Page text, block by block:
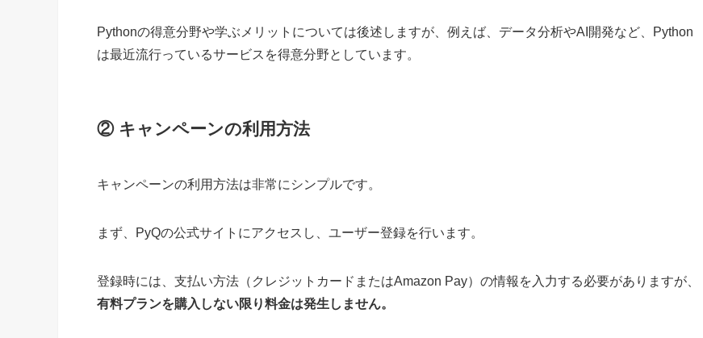
Pythonの得意分野や学ぶメリットについては後述しますが、例えば、データ分析やAI開発など、Python
は最近流行っているサービスを得意分野としています。
② キャンペーンの利用方法
キャンペーンの利用方法は非常にシンプルです。
まず、PyQの公式サイトにアクセスし、ユーザー登録を行います。
登録時には、支払い方法（クレジットカードまたはAmazon Pay）の情報を入力する必要がありますが、
有料プランを購入しない限り料金は発生しません。